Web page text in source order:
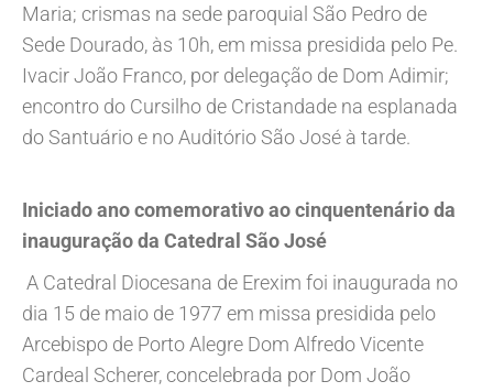
Maria; crismas na sede paroquial São Pedro de
Sede Dourado, às 10h, em missa presidida pelo Pe.
Ivacir João Franco, por delegação de Dom Adimir;
encontro do Cursilho de Cristandade na esplanada
do Santuário e no Auditório São José à tarde.
Iniciado ano comemorativo ao cinquentenário da
inauguração da Catedral São José
A Catedral Diocesana de Erexim foi inaugurada no
dia 15 de maio de 1977 em missa presidida pelo
Arcebispo de Porto Alegre Dom Alfredo Vicente
Cardeal Scherer, concelebrada por Dom João